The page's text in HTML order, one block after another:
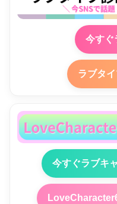
今すぐ
ラブタ
今すぐラブキ